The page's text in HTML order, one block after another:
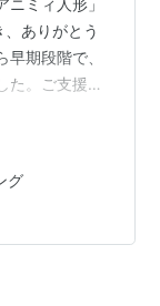
ミィ人形」
ありがとう
期段階で、
た。ご支援く
ネクスト目
しておりま
日) 午後11
まで、まだ
！ 詳しくはこ
グ